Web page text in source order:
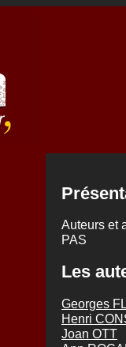
Auteurs et
PAS
Les
Georges
Henri
Joan OTT